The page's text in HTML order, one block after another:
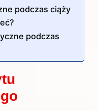
podczas ciąży
podczas